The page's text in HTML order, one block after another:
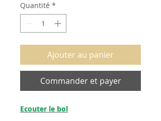
Quantité *
Ajouter au panier
Commander et payer
Ecouter le bol